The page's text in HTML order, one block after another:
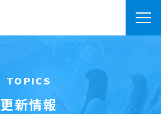
TOPICS
更新情報